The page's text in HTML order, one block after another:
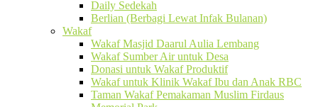
Daily Sedekah
Berlian (Berbagi Lewat Infak Bulanan)
Wakaf
Wakaf Masjid Daarul Aulia Lembang
Wakaf Sumber Air untuk Desa
Donasi untuk Wakaf Produktif
Wakaf untuk Klinik Wakaf Ibu dan Anak RBC
Taman Wakaf Pemakaman Muslim Firdaus